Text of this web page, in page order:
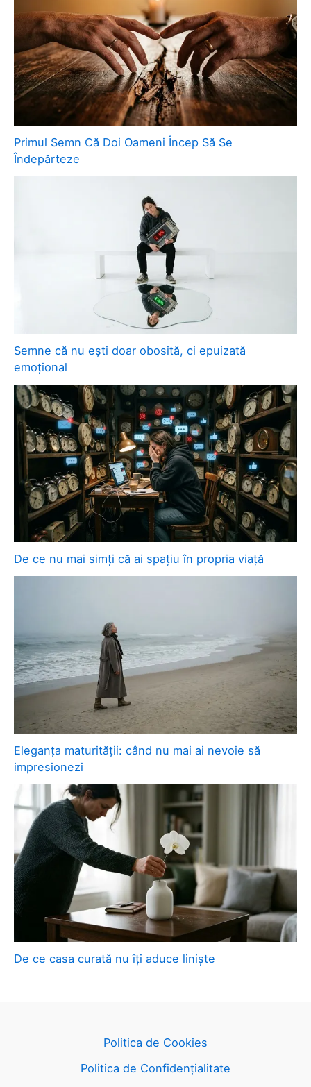
Primul Semn Că Doi Oameni Încep Să Se
Îndepărteze
Semne că nu ești doar obosită, ci epuizată
emoțional
De ce nu mai simți că ai spațiu în propria viață
Eleganța maturității: când nu mai ai nevoie să
impresionezi
De ce casa curată nu îți aduce liniște
Politica de Cookies
Politica de Confidențialitate